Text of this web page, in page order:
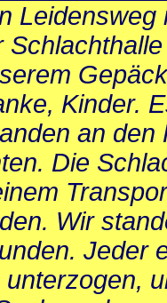
Kinder.
an den
Die
Wir
Jeder